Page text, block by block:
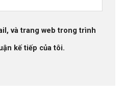
và trang web trong trình
kế tiếp của tôi.